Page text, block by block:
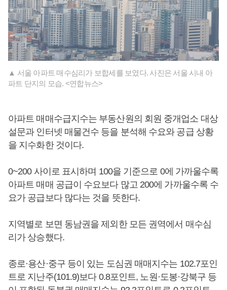
▲ 서울 아파트 매수심리가 보합세를 보였다. 사진은 서울 시내 아
파트 단지의 모습. <연합뉴스>
아파트 매매수급지수는 부동산원의 회원 중개업소 대상
설문과 인터넷 매물건수 등을 분석해 수요와 공급 상황
을 지수화한 것이다.
0~200 사이로 표시하며 100을 기준으로 0에 가까울수록
아파트 매매 공급이 수요보다 많고 200에 가까울수록 수
요가 공급보다 많다는 것을 뜻한다.
지역별로 보면 동남권을 제외한 모든 권역에서 매수심
리가 상승했다.
종로·용산·중구 등이 있는 도심권 매매지수는 102.7포인
트로 지난주(101.9)보다 0.8포인트, 노원·도봉·강북구 등